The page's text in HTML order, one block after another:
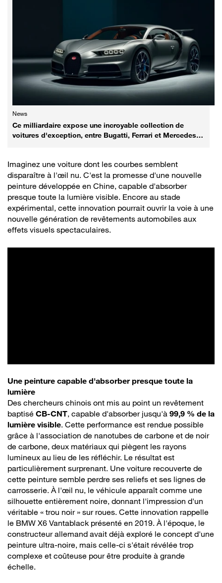
News
Ce milliardaire expose une incroyable collection de
voitures d'exception, entre Bugatti, Ferrari et Mercedes
Imaginez une voiture dont les courbes semblent
disparaître à l'œil nu. C'est la promesse d'une nouvelle
peinture développée en Chine, capable d'absorber
presque toute la lumière visible. Encore au stade
expérimental, cette innovation pourrait ouvrir la voie à une
nouvelle génération de revêtements automobiles aux
effets visuels spectaculaires.
Une peinture capable d'absorber presque toute la
lumière
Des chercheurs chinois ont mis au point un revêtement
baptisé CB-CNT, capable d'absorber jusqu'à 99,9 % de la
lumière visible. Cette performance est rendue possible
grâce à l'association de nanotubes de carbone et de noir
de carbone, deux matériaux qui piègent les rayons
lumineux au lieu de les réfléchir. Le résultat est
particulièrement surprenant. Une voiture recouverte de
cette peinture semble perdre ses reliefs et ses lignes de
carrosserie. À l'œil nu, le véhicule apparaît comme une
silhouette entièrement noire, donnant l'impression d'un
véritable « trou noir » sur roues. Cette innovation rappelle
le BMW X6 Vantablack présenté en 2019. À l'époque, le
constructeur allemand avait déjà exploré le concept d'une
peinture ultra-noire, mais celle-ci s'était révélée trop
complexe et coûteuse pour être produite à grande
échelle.